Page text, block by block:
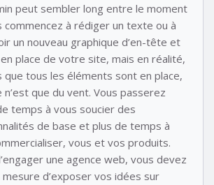
peut sembler long entre le moment
commencez à rédiger un texte ou à
un nouveau graphique d’en-tête et
place de votre site, mais en réalité,
que tous les éléments sont en place,
que du vent. Vous passerez
temps à vous soucier des
de base et plus de temps à
vous et vos produits.
une agence web, vous devez
d’exposer vos idées sur